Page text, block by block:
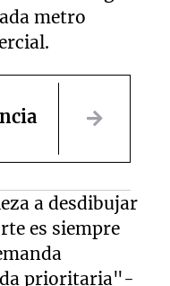
metro
a desdibujar
es siempre
prioritaria"-